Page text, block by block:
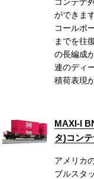
ができます
コールポ
までを往
の長編成
連のディ
積荷表現
MAXI-I
タ)コン
アメリカ
ブルスタ